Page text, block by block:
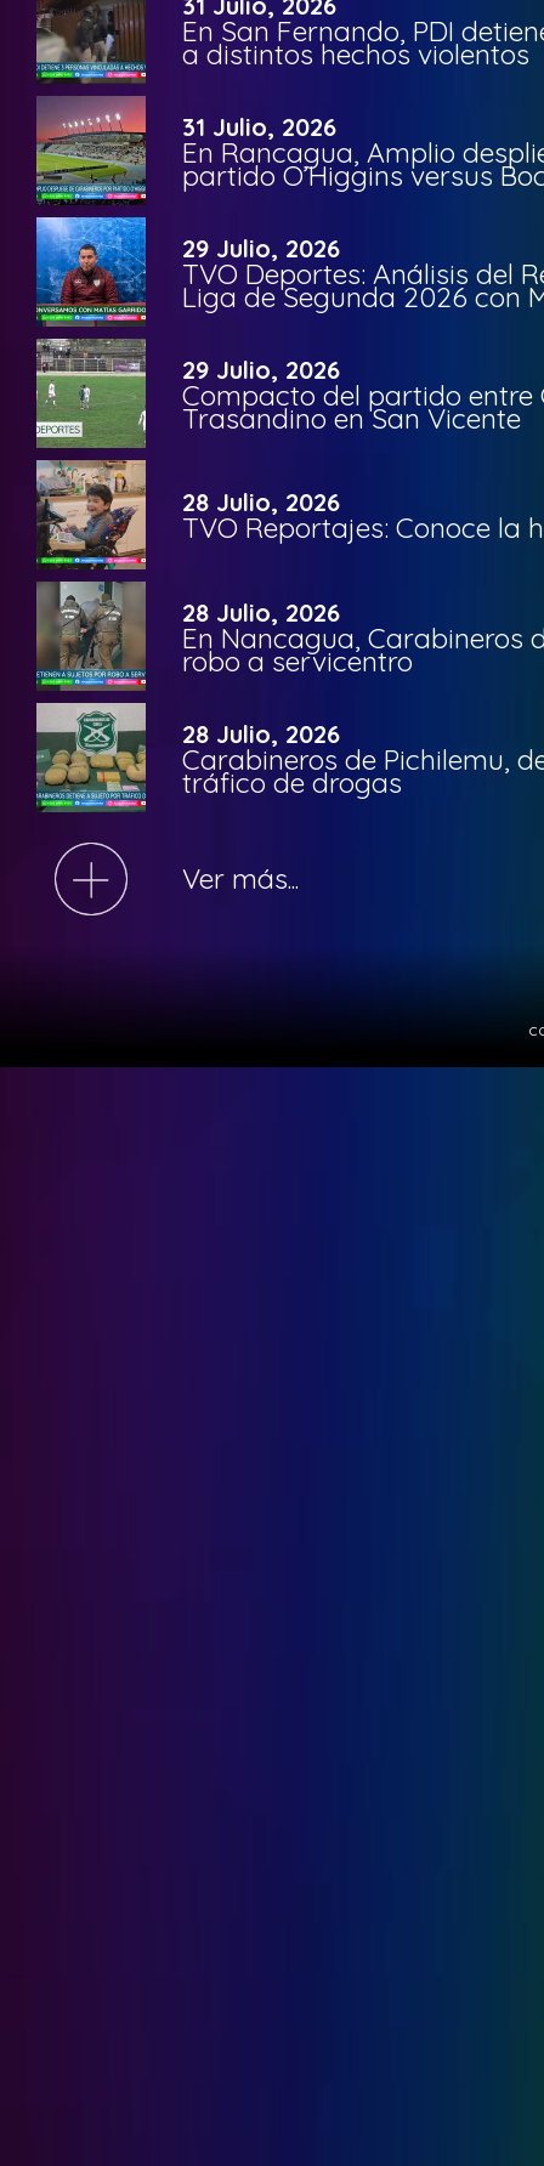
En San Fernando, PDI
a distintos hechos violentos
31 Julio, 2026
En Rancagua, Amplio
partido O’Higgins versus
29 Julio, 2026
TVO Deportes: Análisis del
Liga de Segunda 2026 con
29 Julio, 2026
Compacto del partido entre
Trasandino en San Vicente
28 Julio, 2026
TVO Reportajes: Conoce la
28 Julio, 2026
En Nancagua, Carabineros
robo a servicentro
28 Julio, 2026
Carabineros de Pichilemu,
tráfico de drogas
Ver más...